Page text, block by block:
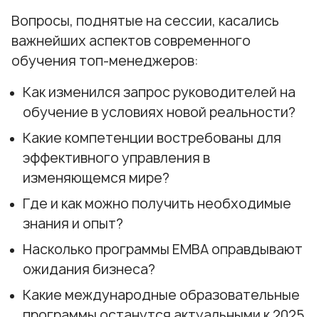
Вопросы, поднятые на сессии, касались
важнейших аспектов современного
обучения топ-менеджеров:
Как изменился запрос руководителей на
обучение в условиях новой реальности?
Какие компетенции востребованы для
эффективного управления в
изменяющемся мире?
Где и как можно получить необходимые
знания и опыт?
Насколько программы EMBA оправдывают
ожидания бизнеса?
Какие международные образовательные